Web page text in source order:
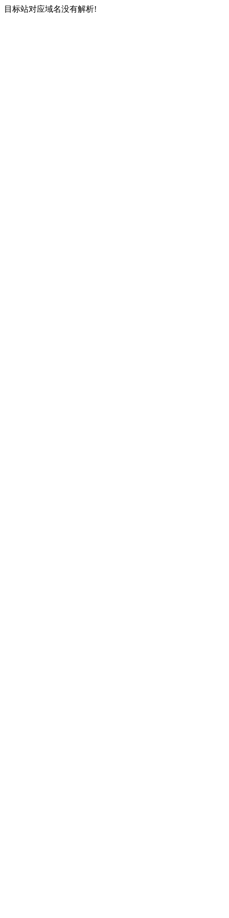
目标站对应域名没有解析!